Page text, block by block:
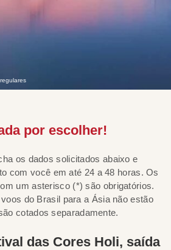
por escolher!
os dados solicitados abaixo e
com você em até 24 a 48 horas. Os
um asterisco (*) são obrigatórios.
do Brasil para a Ásia não estão
cotados separadamente.
das Cores Holi, saída